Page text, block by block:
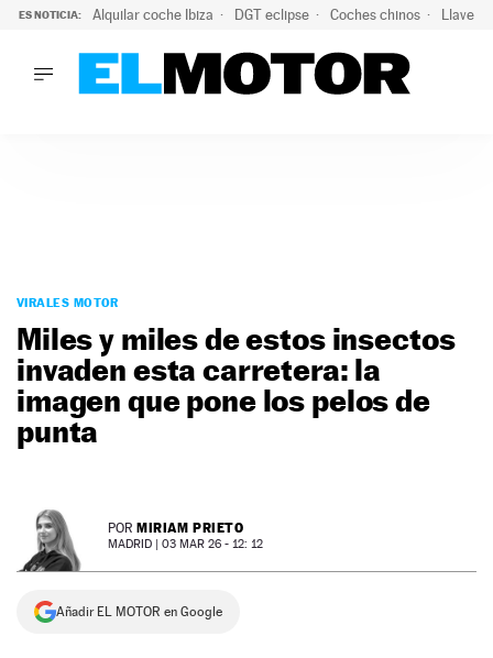
ES NOTICIA: Alquilar coche Ibiza DGT eclipse Coches chinos Llaves
PODCAST
MOTOS
TECNOLOGÍA
SUPERCOCHES
PREMIOS
NEWSLETTER
VIRALES MOTOR
Miles y miles de estos insectos
invaden esta carretera: la
imagen que pone los pelos de
punta
POR MIRIAM PRIETO
MADRID | 03 MAR 26 - 12: 12
Añadir EL MOTOR en Google